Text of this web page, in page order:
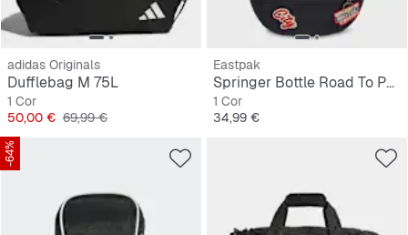
adidas Originals
Dufflebag M 75L
1 Cor
Preço
50,00 € Preço original
69,99 €
Eastpak
Springer Bottle Road To Patches
1 Cor
Preço
34,99 €
-64%